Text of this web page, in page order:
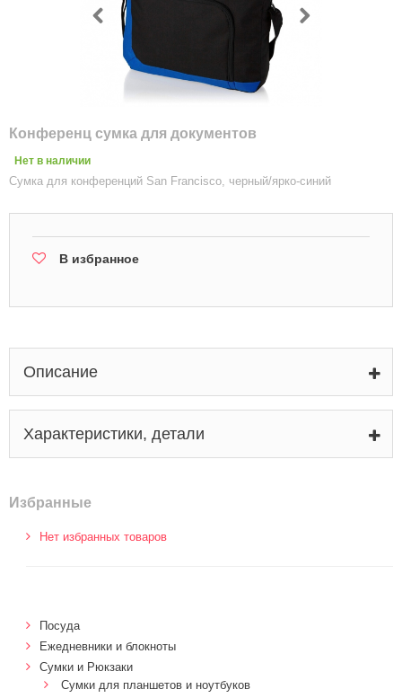
Конференц сумка для документов
Нет в наличии
Сумка для конференций San Francisco, черный/ярко-синий
В избранное
Описание
Характеристики, детали
Избранные
Нет избранных товаров
Посуда
Ежедневники и блокноты
Сумки и Рюкзаки
Сумки для планшетов и ноутбуков